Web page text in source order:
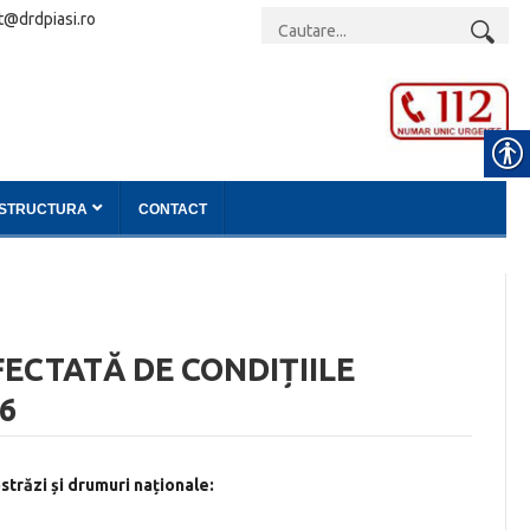
CONTACT
DE CONDIȚIILE
și drumuri naționale: